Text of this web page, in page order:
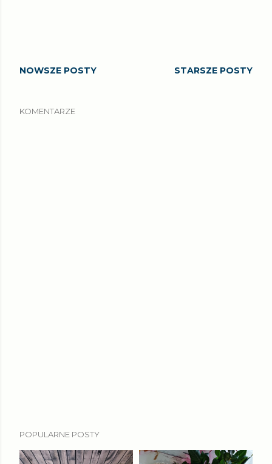
NOWSZE POSTY STARSZE POSTY
KOMENTARZE
POPULARNE POSTY